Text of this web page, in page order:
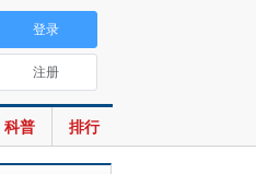
科普 排行
登录
注册